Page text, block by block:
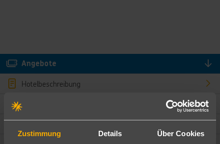
Zustimmung Details Über Cookies
Angebote
Hotelbeschreibung
Bewertungen